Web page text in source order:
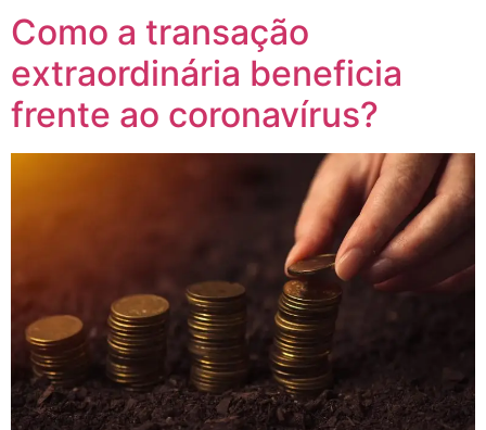
Como a transação
extraordinária beneficia
frente ao coronavírus?